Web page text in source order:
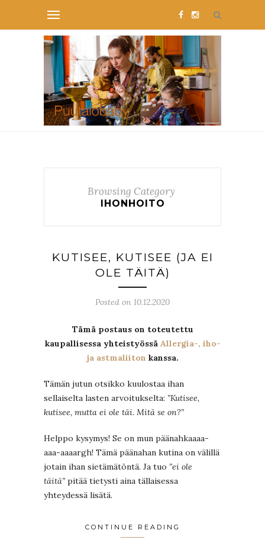
Browsing Category
IHONHOITO
KUTISEE, KUTISEE (JA EI
OLE TÄITÄ)
Posted on 10.12.2020
Tämä postaus on toteutettu
kaupallisessa yhteistyössä Allergia-, iho-
ja astmaliiton kanssa.
Tämän jutun otsikko kuulostaa ihan
sellaiselta lasten arvoitukselta: ”Kutisee,
kutisee, mutta ei ole täi. Mitä se on?”
Helppo kysymys! Se on mun päänahkaaaa-
aaa-aaaargh! Tämä päänahan kutina on välillä
jotain ihan sietämätöntä. Ja tuo ”ei ole
täitä” pitää tietysti aina tällaisessa
yhteydessä lisätä.
CONTINUE READING